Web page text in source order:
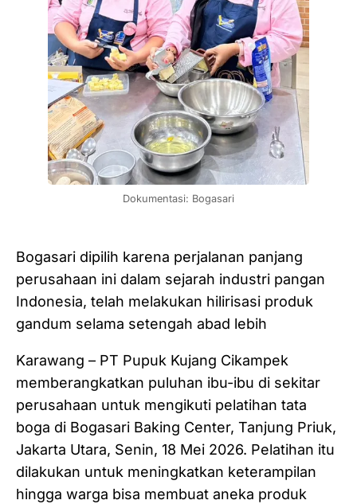
Dokumentasi: Bogasari
Bogasari dipilih karena perjalanan panjang
perusahaan ini dalam sejarah industri pangan
Indonesia, telah melakukan hilirisasi produk
gandum selama setengah abad lebih
Karawang – PT Pupuk Kujang Cikampek
memberangkatkan puluhan ibu-ibu di sekitar
perusahaan untuk mengikuti pelatihan tata
boga di Bogasari Baking Center, Tanjung Priuk,
Jakarta Utara, Senin, 18 Mei 2026. Pelatihan itu
dilakukan untuk meningkatkan keterampilan
hingga warga bisa membuat aneka produk